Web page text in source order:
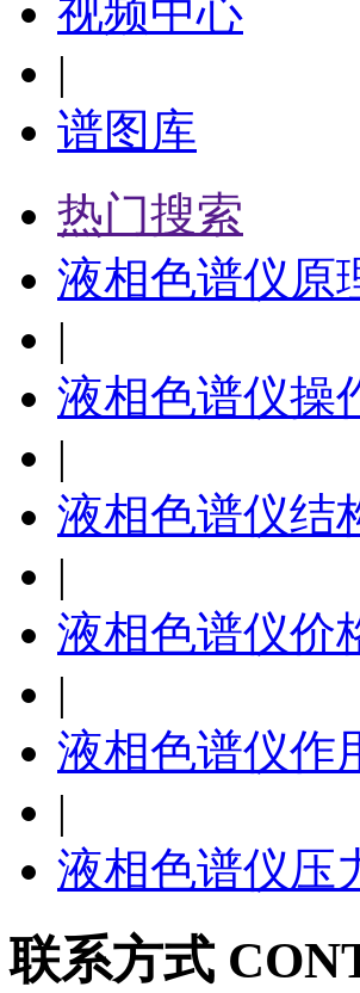
视频中心
|
谱图库
热门搜索
液相色谱仪原
|
液相色谱仪操
|
液相色谱仪结
|
液相色谱仪价
|
液相色谱仪作
|
液相色谱仪压
联系方式